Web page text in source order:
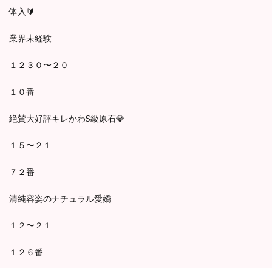
体入🔰
業界未経験
１２３０〜２０
１０番
絶賛大好評キレかわS級原石💎
１５〜２１
７２番
清純容姿のナチュラル愛嬌
１２〜２１
１２６番